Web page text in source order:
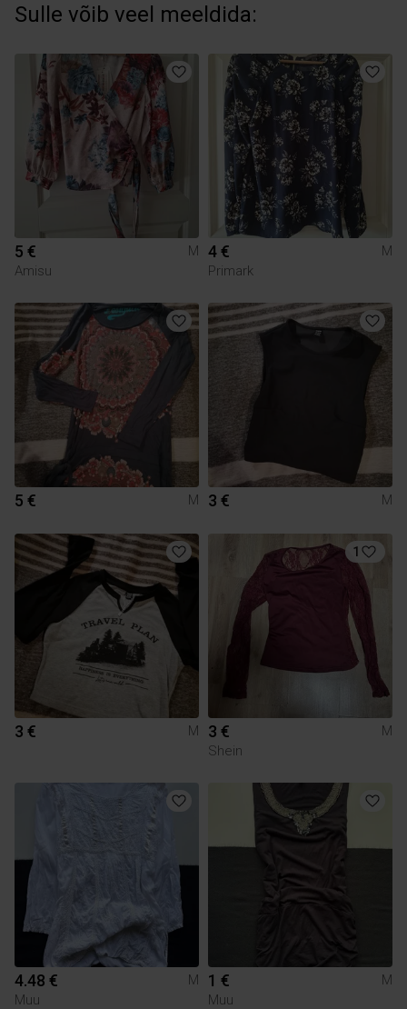
Sulle võib veel meeldida:
5 €
M
Amisu
4 €
M
Primark
5 € M 3 € M
3 € M
1
3 €
M
Shein
4.48 €
M
Muu
1 €
M
Muu